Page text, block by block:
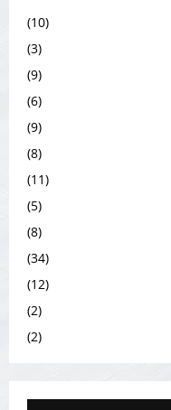
(10)
(3)
(9)
(6)
(9)
(8)
(11)
(5)
(8)
(34)
(12)
(2)
(2)